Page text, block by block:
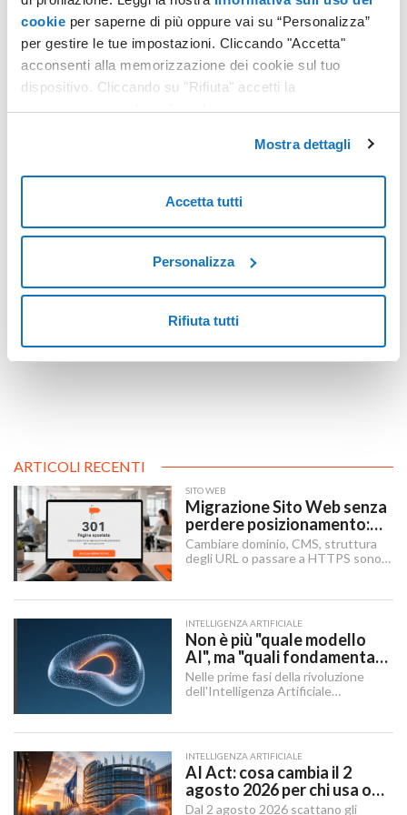
cookie per saperne di più oppure vai su “Personalizza”
per gestire le tue impostazioni. Cliccando "Accetta"
acconsenti alla memorizzazione dei cookie sul tuo
dispositivo. Cliccando su "Rifiuta" accetti la
memorizzazione dei soli cookie necessari.
Mostra dettagli
Accetta tutti
Personalizza
Rifiuta tutti
RENTRI
digitale, complessa e rigorosa — con semplicità.
Leggi tutto
ARTICOLI RECENTI
SITO WEB
Migrazione Sito Web senza
perdere posizionamento:
Redirect 301, URL e
Checklist SEO
Cambiare dominio, CMS, struttura
degli URL o passare a HTTPS sono i
ricerca.
INTELLIGENZA ARTIFICIALE
Non è più "quale modello
AI", ma "quali fondamenta":
dati, infrastruttura,
governance
Nelle prime fasi della rivoluzione
dell'Intelligenza Artificiale
"Quale modello dobbiamo usare?".
INTELLIGENZA ARTIFICIALE
AI Act: cosa cambia il 2
agosto 2026 per chi usa o
integra l'AI
Dal 2 agosto 2026 scattano gli